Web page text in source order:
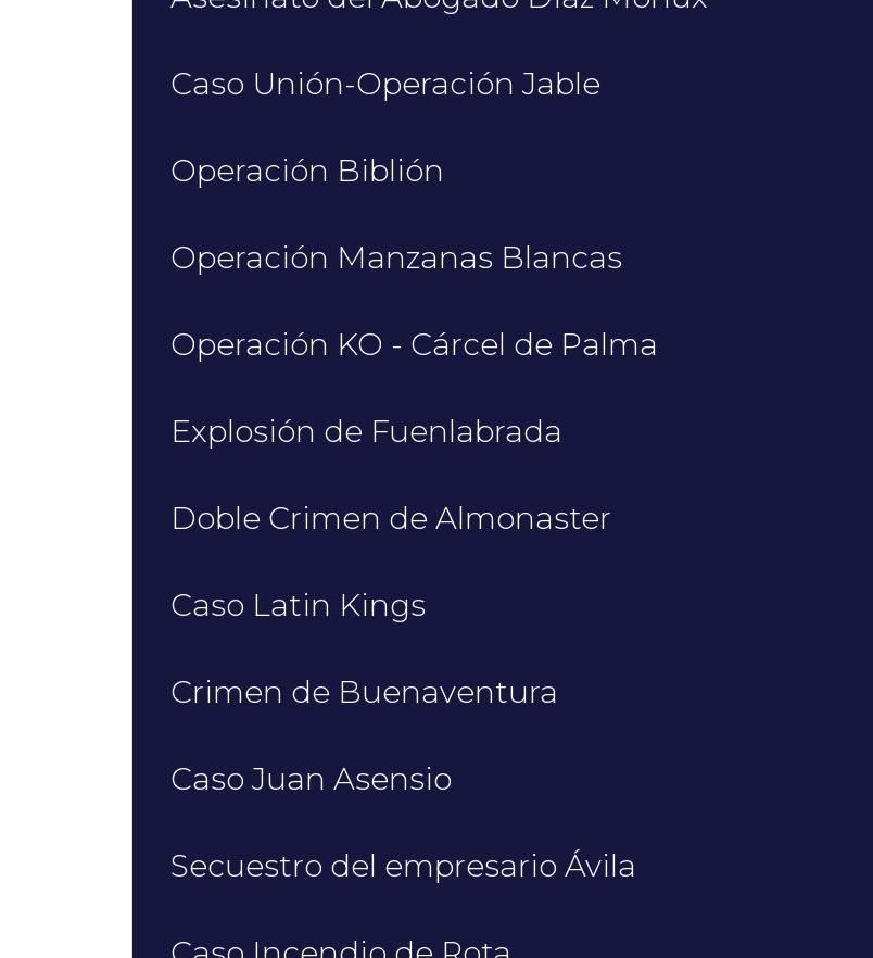
Caso Unión-Operación Jable
Operación Biblión
Operación Manzanas Blancas
Operación KO - Cárcel de Palma
Explosión de Fuenlabrada
Doble Crimen de Almonaster
Caso Latin Kings
Crimen de Buenaventura
Caso Juan Asensio
Secuestro del empresario Ávila